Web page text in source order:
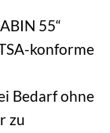
55“
konforme
Bedarf ohne
zu